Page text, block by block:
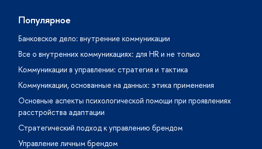
Популярное
Банковское дело: внутренние коммуникации
Все о внутренних коммуникациях: для HR и не только
Коммуникации в управлении: стратегия и тактика
Коммуникации, основанные на данных: этика применения
Основные аспекты психологической помощи при проявлениях
расстройства адаптации
Стратегический подход к управлению брендом
Управление личным брендом